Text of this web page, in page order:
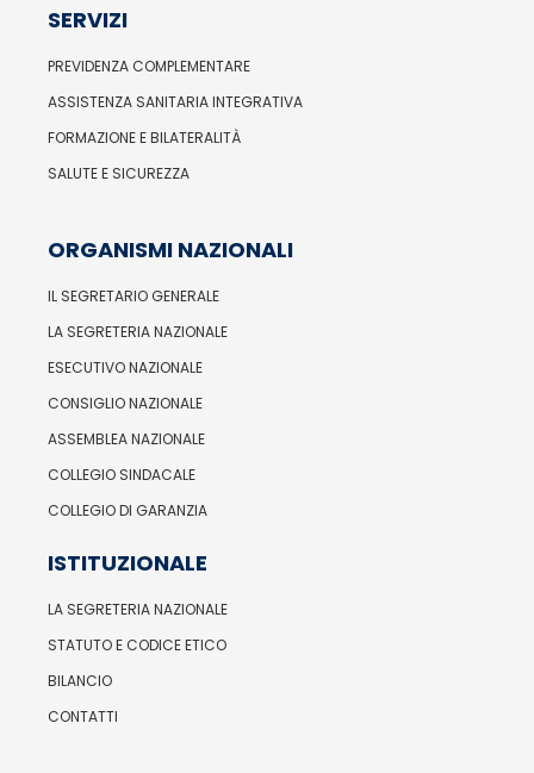
SERVIZI
PREVIDENZA COMPLEMENTARE
ASSISTENZA SANITARIA INTEGRATIVA
FORMAZIONE E BILATERALITÀ
SALUTE E SICUREZZA
ORGANISMI NAZIONALI
IL SEGRETARIO GENERALE
LA SEGRETERIA NAZIONALE
ESECUTIVO NAZIONALE
CONSIGLIO NAZIONALE
ASSEMBLEA NAZIONALE
COLLEGIO SINDACALE
COLLEGIO DI GARANZIA
ISTITUZIONALE
LA SEGRETERIA NAZIONALE
STATUTO E CODICE ETICO
BILANCIO
CONTATTI